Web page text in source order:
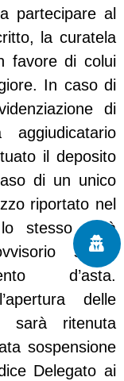
partecipare al
la curatela
favore di colui
In caso di
di
il deposito
di un unico
riportato nel
stesso sarà
senza
d’asta.
delle
sarà ritenuta
sospensione
Delegato ai